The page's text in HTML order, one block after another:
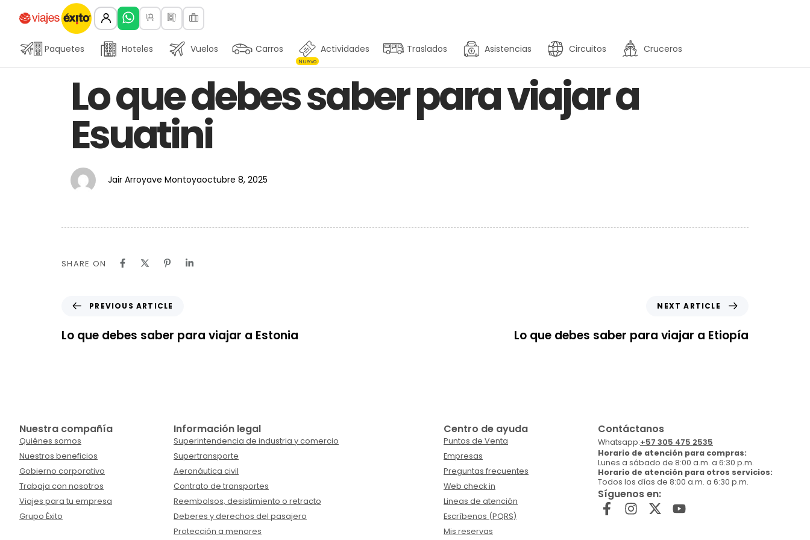
Paquetes Hoteles Vuelos Carros Actividades
Nuevo
Traslados Asistencias Circuitos Cruceros
IN:
Lo que debes saber para viajar a
Esuatini
Jair Arroyave Montoya
on:
octubre 8, 2025
SHARE ON
PREVIOUS ARTICLE
Lo que debes saber para viajar a Estonia
NEXT ARTICLE
Lo que debes saber para viajar a Etiopía
Nuestra compañía
Quiénes somos
Nuestros beneficios
Gobierno corporativo
Trabaja con nosotros
Viajes para tu empresa
Grupo Éxito
Información legal
Superintendencia de industria y comercio
Supertransporte
Aeronáutica civil
Contrato de transportes
Reembolsos, desistimiento o retracto
Deberes y derechos del pasajero
Protección a menores
Centro de ayuda
Puntos de Venta
Empresas
Preguntas frecuentes
Web check in
Lineas de atención
Escríbenos (PQRS)
Mis reservas
Contáctanos
Whatsapp:+57 305 475 2535
Horario de atención para compras:
Lunes a sábado de 8:00 a.m. a 6:30 p.m.
Horario de atención para otros servicios:
Todos los días de 8:00 a.m. a 6:30 p.m.
Síguenos en: